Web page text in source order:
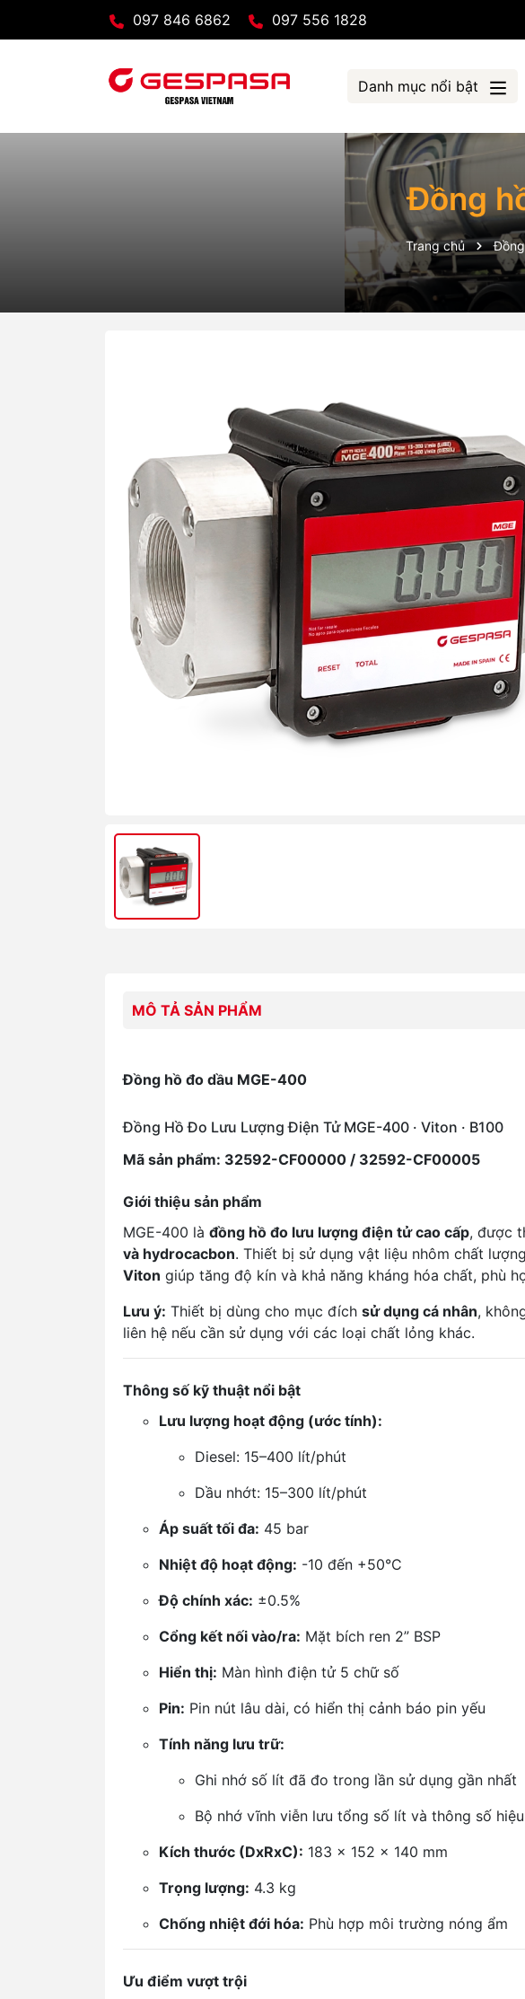
097 846 6862 097 556 1828
Danh mục nổi bật
Đồng
Trang chủ
MÔ TẢ SẢN PHẨM
Đồng hồ đo dầu MGE-400
Đồng Hồ Đo Lưu Lượng Điện Tử MGE-400 · Viton · B100
Mã sản phẩm: 32592-CF00000 / 32592-CF00005
Giới thiệu sản phẩm
MGE-400 là đồng hồ đo lưu lượng điện tử cao cấp, được
và hydrocacbon. Thiết bị sử dụng vật liệu nhôm chất
Viton giúp tăng độ kín và khả năng kháng hóa chất, phù
Lưu ý: Thiết bị dùng cho mục đích sử dụng cá nhân,
liên hệ nếu cần sử dụng với các loại chất lỏng khác.
Thông số kỹ thuật nổi bật
Lưu lượng hoạt động (ước tính):
Diesel: 15–400 lít/phút
Dầu nhớt: 15–300 lít/phút
Áp suất tối đa: 45 bar
Nhiệt độ hoạt động: -10 đến +50°C
Độ chính xác: ±0.5%
Cổng kết nối vào/ra: Mặt bích ren 2” BSP
Hiển thị: Màn hình điện tử 5 chữ số
Pin: Pin nút lâu dài, có hiển thị cảnh báo pin yếu
Tính năng lưu trữ:
Ghi nhớ số lít đã đo trong lần sử dụng gần nhất
Bộ nhớ vĩnh viễn lưu tổng số lít và thông số
Kích thước (DxRxC): 183 x 152 x 140 mm
Trọng lượng: 4.3 kg
Chống nhiệt đới hóa: Phù hợp môi trường nóng ẩm
Ưu điểm vượt trội